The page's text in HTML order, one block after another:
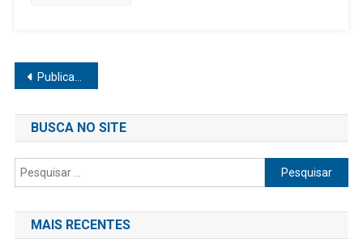
Navegação
por
posts
Publicações mais antigas
BUSCA NO SITE
Pesquisar
por:
MAIS RECENTES